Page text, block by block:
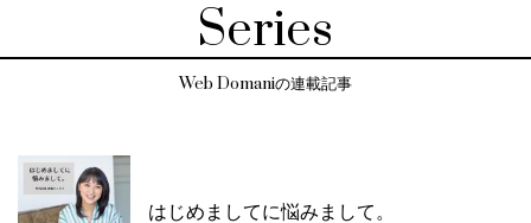
Series
Web Domaniの連載記事
はじめましてに悩みまして。